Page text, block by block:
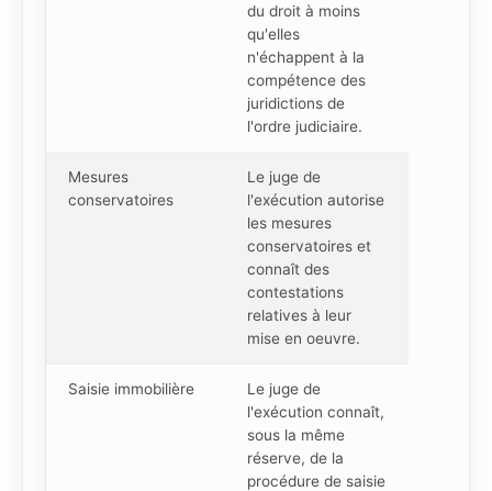
du droit à moins
qu'elles
n'échappent à la
compétence des
juridictions de
l'ordre judiciaire.
Mesures
conservatoires
Le juge de
l'exécution autorise
les mesures
conservatoires et
connaît des
contestations
relatives à leur
mise en oeuvre.
Saisie immobilière
Le juge de
l'exécution connaît,
sous la même
réserve, de la
procédure de saisie